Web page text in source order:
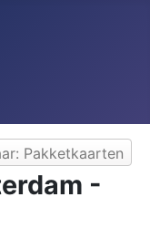
Pakketkaarten
-